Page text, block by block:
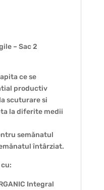
– Sac 2
ce se
productiv
scuturare si
la diferite medii
semănatul
întârziat.
Integral